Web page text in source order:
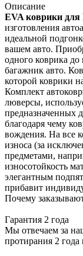
Описание
EVA коврики для
изготовления
идеальной
вашем авто.
одного коврика
багажник авто.
которой коврики
Комплект
люверсы,
предназначенных
благодаря чему
вождения. На все
износа (за
предметами,
износотойкость
элегантным
прибавит
Почему
Гарантия 2 года
Мы отвечаем за
протирания 2 года